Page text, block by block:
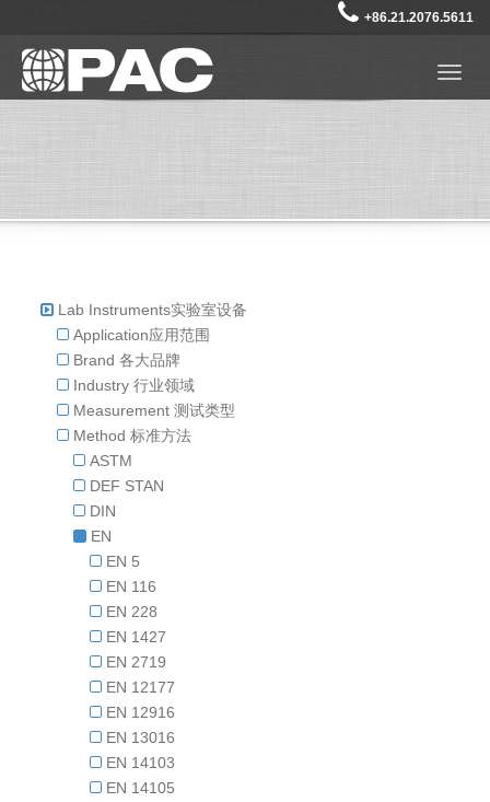
+86.21.2076.5611
Lab Instruments实验室设备
Application应用范围
Brand 各大品牌
Industry 行业领域
Measurement 测试类型
Method 标准方法
ASTM
DEF STAN
DIN
EN
EN 5
EN 116
EN 228
EN 1427
EN 2719
EN 12177
EN 12916
EN 13016
EN 14103
EN 14105